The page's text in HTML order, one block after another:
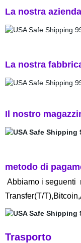
La nostra azienda
La nostra
Il nostro
metodo di
Abbiamo i seguenti
Transfer(T/
Trasporto